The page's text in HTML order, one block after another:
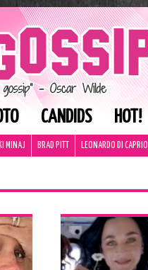
CANDIDS HOT!
MINAJ BRAD PITT LEONARDO DI CAPRIO